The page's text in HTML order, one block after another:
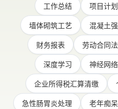
工作总结 项目计
墙体砌筑工艺
混凝土
财务报表
劳动合同法
深度学习
神经网络
企业所得税汇算清缴
急性肠胃炎处理
老年痴